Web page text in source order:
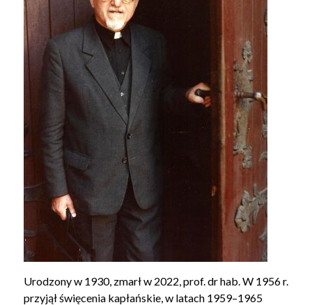
Urodzony w 1930, zmarł w 2022, prof. dr hab. W 1956 r.
przyjął święcenia kapłańskie, w latach 1959–1965